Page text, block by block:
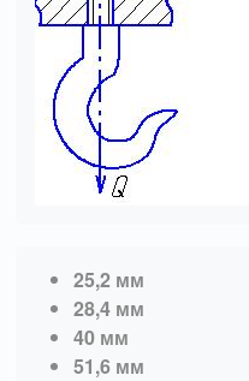
25,2 мм
28,4 мм
40 мм
51,6 мм